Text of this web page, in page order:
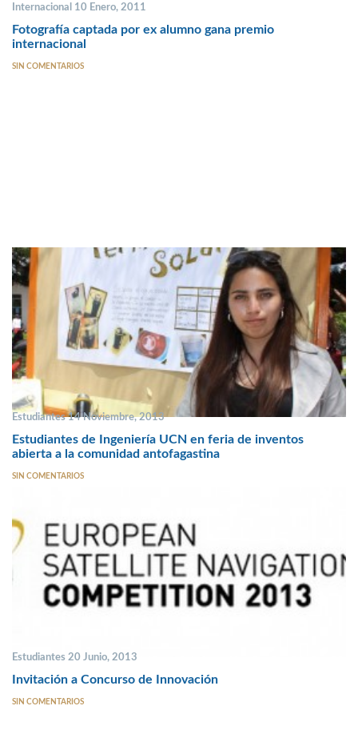
Internacional 10 Enero, 2011
Fotografía captada por ex alumno gana premio
internacional
SIN COMENTARIOS
Estudiantes 14 Noviembre, 2013
Estudiantes de Ingeniería UCN en feria de inventos
abierta a la comunidad antofagastina
SIN COMENTARIOS
Estudiantes 20 Junio, 2013
Invitación a Concurso de Innovación
SIN COMENTARIOS